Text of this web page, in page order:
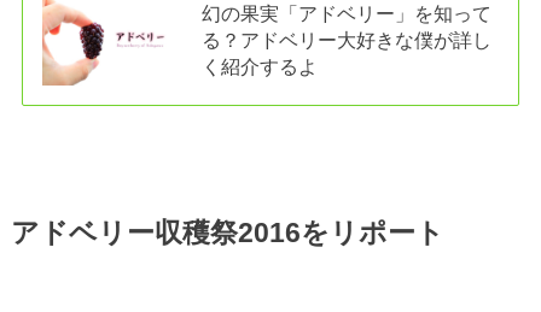
幻の果実「アドベリー」を知って
る？アドベリー大好きな僕が詳し
く紹介するよ
アドベリー収穫祭2016をリポート